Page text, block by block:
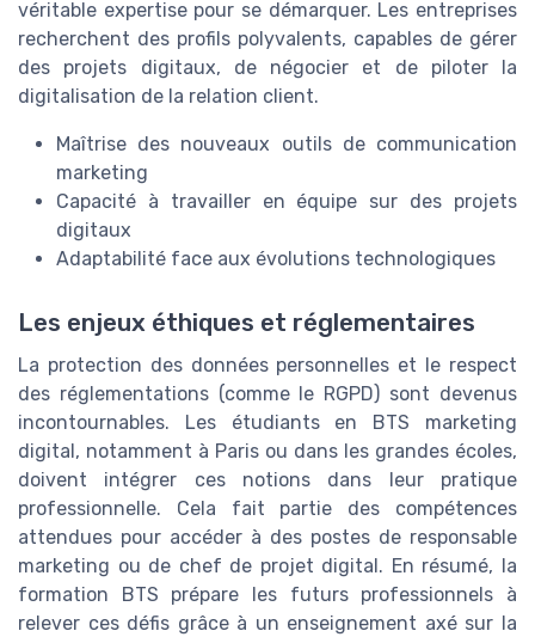
véritable expertise pour se démarquer. Les entreprises
recherchent des profils polyvalents, capables de gérer
des projets digitaux, de négocier et de piloter la
digitalisation de la relation client.
Maîtrise des nouveaux outils de communication
marketing
Capacité à travailler en équipe sur des projets
digitaux
Adaptabilité face aux évolutions technologiques
Les enjeux éthiques et réglementaires
La protection des données personnelles et le respect
des réglementations (comme le RGPD) sont devenus
incontournables. Les étudiants en BTS marketing
digital, notamment à Paris ou dans les grandes écoles,
doivent intégrer ces notions dans leur pratique
professionnelle. Cela fait partie des compétences
attendues pour accéder à des postes de responsable
marketing ou de chef de projet digital. En résumé, la
formation BTS prépare les futurs professionnels à
relever ces défis grâce à un enseignement axé sur la